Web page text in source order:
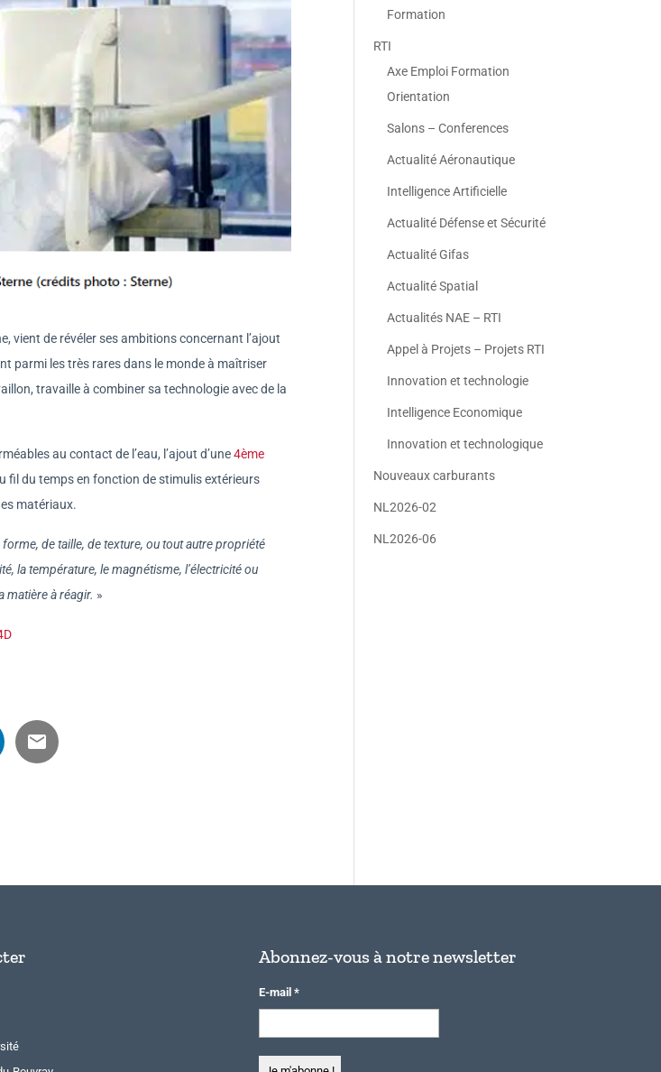
vient de révéler ses ambitions concernant l’ajout
parmi les très rares dans le monde à maîtriser
travaille à combiner sa technologie avec de la
au contact de l’eau, l’ajout d’une4ème
fil du temps en fonction de stimulis extérieurs
matériaux.
de taille, de texture, ou tout autre propriété
la température, le magnétisme, l’électricité ou
matière à réagir. »
Formation
RTI
Axe Emploi Formation
Orientation
Salons – Conferences
Actualité Aéronautique
Intelligence Artificielle
Actualité Défense et Sécurité
Actualité Gifas
Actualité Spatial
Actualités NAE – RTI
Appel à Projets – Projets RTI
Innovation et technologie
Intelligence Economique
Innovation et technologique
Nouveaux carburants
NL2026-02
NL2026-06
Abonnez-vous à notre newsletter
E-mail *